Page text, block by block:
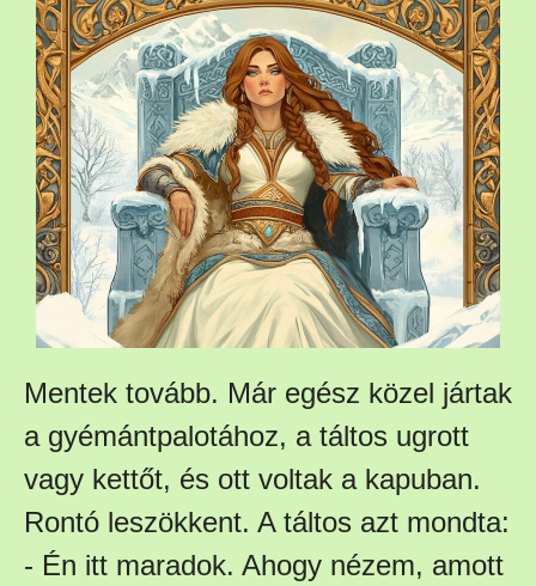
Mentek tovább. Már egész közel jártak
a gyémántpalotához, a táltos ugrott
vagy kettőt, és ott voltak a kapuban.
Rontó leszökkent. A táltos azt mondta:
- Én itt maradok. Ahogy nézem, amott